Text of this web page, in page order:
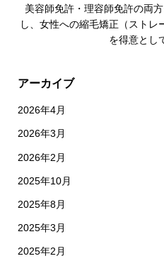
美容師免許・理容師免許の両
し、女性への縮毛矯正（ストレ
を得意とし
アーカイブ
2026年4月
2026年3月
2026年2月
2025年10月
2025年8月
2025年3月
2025年2月